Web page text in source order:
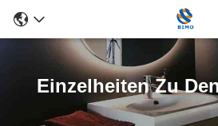
Einzelheiten Zu